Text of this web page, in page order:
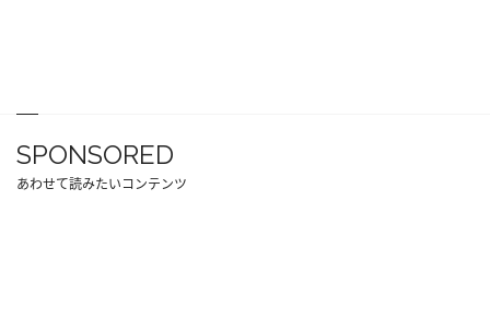
SPONSORED
あわせて読みたいコンテンツ